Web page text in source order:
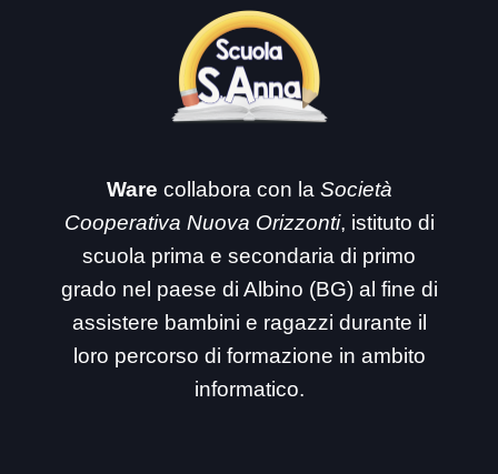
Ware collabora con la Società
Cooperativa Nuova Orizzonti, istituto di
scuola prima e secondaria di primo
grado nel paese di Albino (BG) al fine di
assistere bambini e ragazzi durante il
loro percorso di formazione in ambito
informatico.